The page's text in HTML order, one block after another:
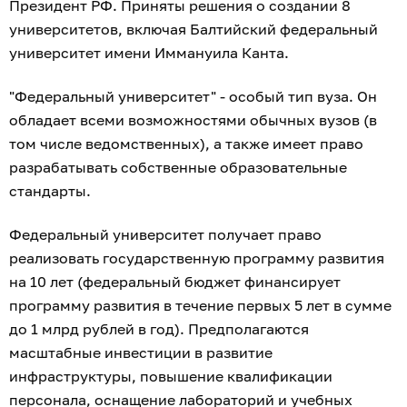
Президент РФ. Приняты решения о создании 8
университетов, включая Балтийский федеральный
университет имени Иммануила Канта.
"Федеральный университет" - особый тип вуза. Он
обладает всеми возможностями обычных вузов (в
том числе ведомственных), а также имеет право
разрабатывать собственные образовательные
стандарты.
Федеральный университет получает право
реализовать государственную программу развития
на 10 лет (федеральный бюджет финансирует
программу развития в течение первых 5 лет в сумме
до 1 млрд рублей в год). Предполагаются
масштабные инвестиции в развитие
инфраструктуры, повышение квалификации
персонала, оснащение лабораторий и учебных